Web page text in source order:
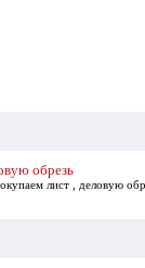
обрезь
лист , деловую